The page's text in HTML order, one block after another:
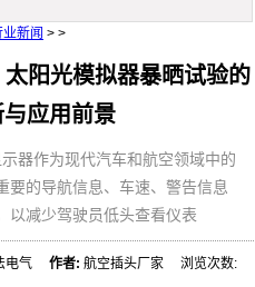
业新闻 > >
阳光模拟器暴晒试验的
应用前景
器作为现代汽车和航空领域中的
要的导航信息、车速、警告信息
以减少驾驶员低头查看仪表
电气作者: 航空插头厂家 浏览次数: